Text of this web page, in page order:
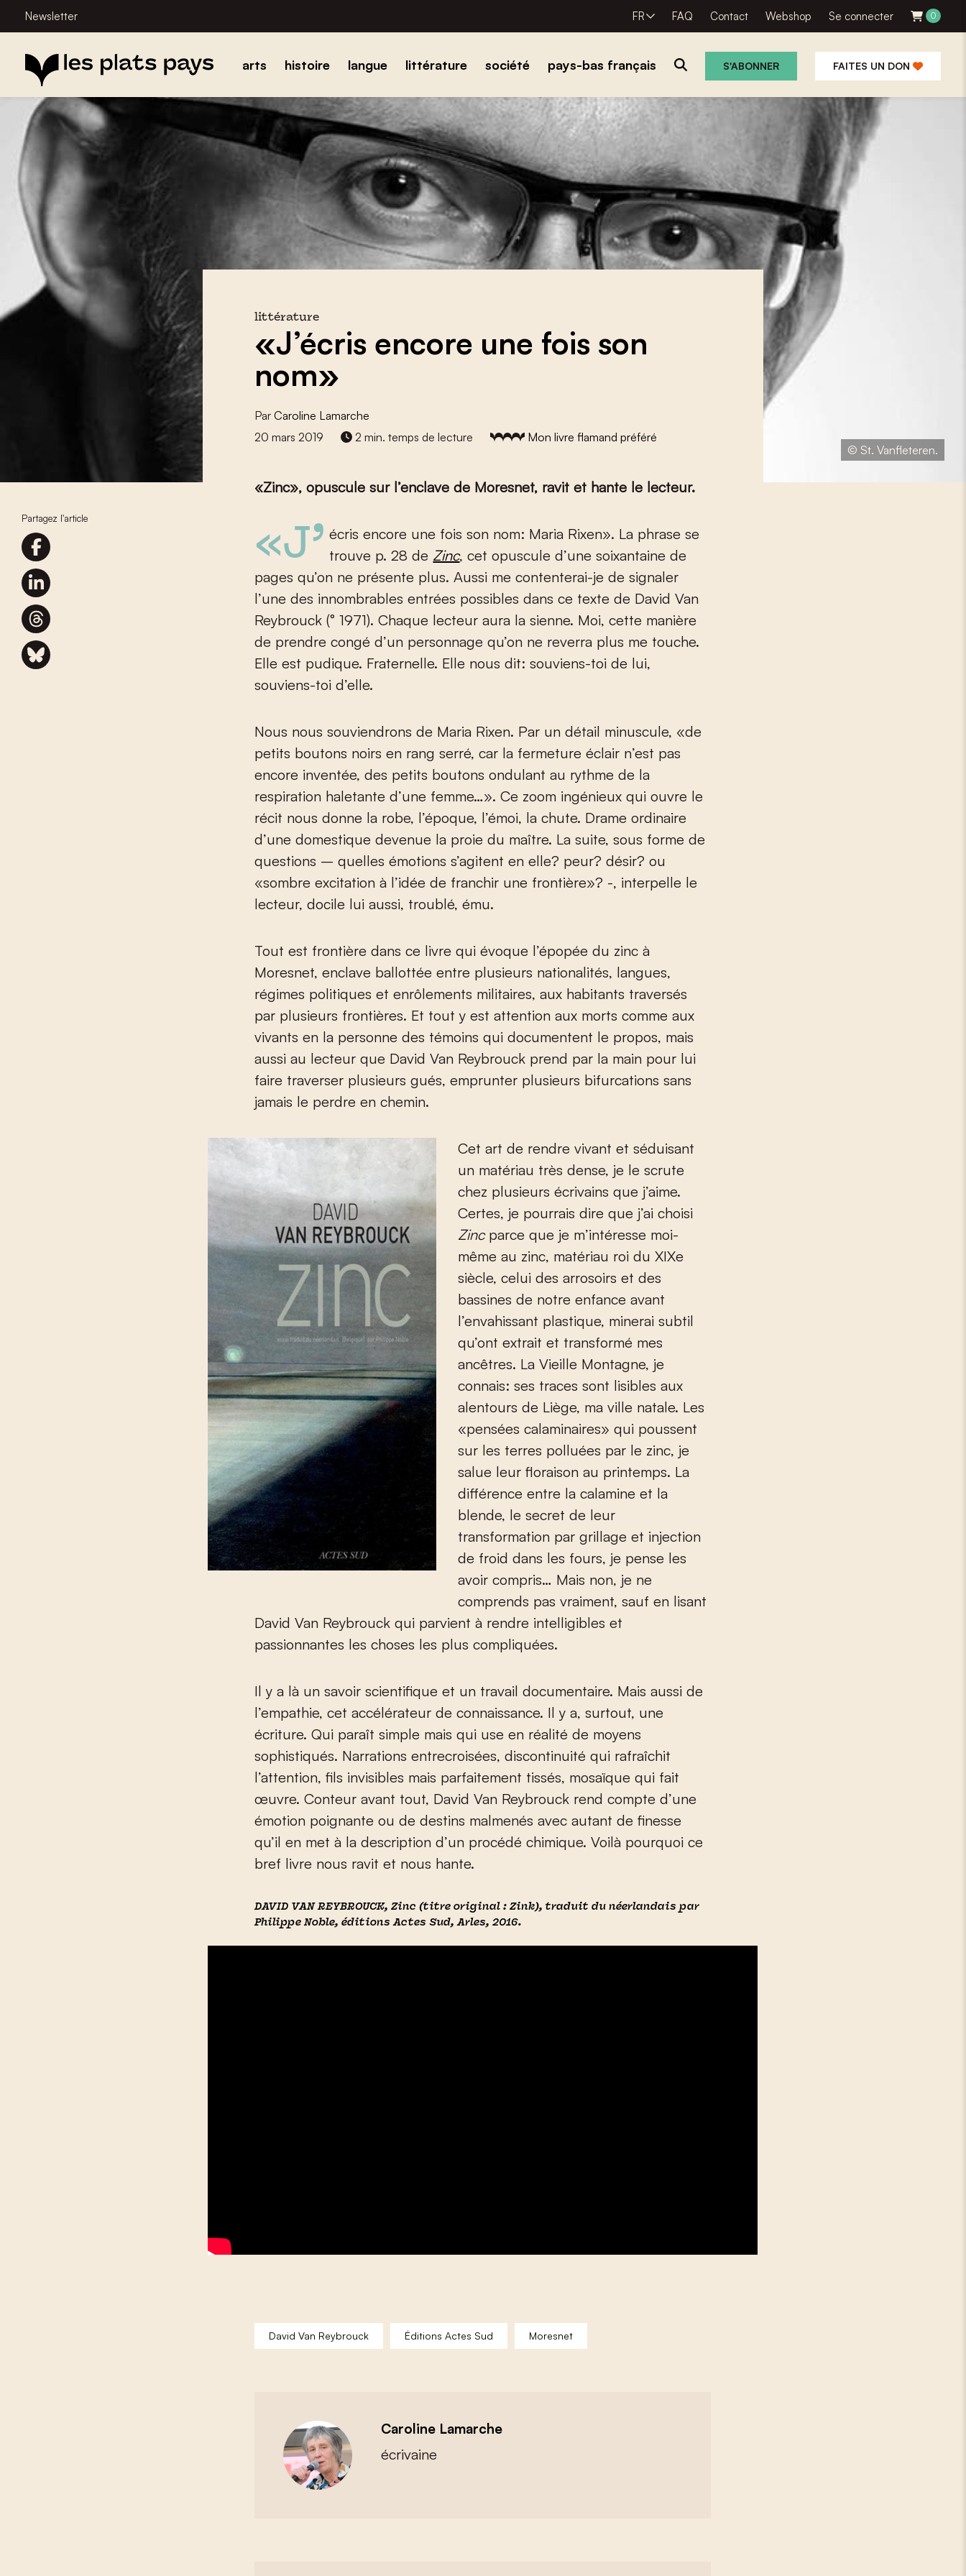
Newsletter FR FAQ Contact Webshop Se connecter 0
arts histoire langue littérature société pays-bas français S'ABONNER FAITES UN DON
© St. Vanfleteren.
Partagez l'article
littérature
«J’écris encore une fois son
nom»
ParCaroline Lamarche
20 mars 2019
2 min. temps de lecture Mon livre flamand préféré
«Zinc», opuscule sur l’enclave de Moresnet, ravit et hante le lecteur.
«J’écris encore une fois son nom: Maria Rixen». La phrase se trouve p. 28 de Zinc, cet opuscule d’une soixantaine de
pages qu’on ne présente plus. Aussi me contenterai-je de signaler
l’une des innombrables entrées possibles dans ce texte de David Van
Reybrouck (° 1971). Chaque lecteur aura la sienne. Moi, cette manière
de prendre congé d’un personnage qu’on ne reverra plus me touche.
Elle est pudique. Fraternelle. Elle nous dit: souviens-toi de lui,
souviens-toi d’elle.
Nous nous souviendrons de Maria Rixen. Par un détail minuscule, «de
petits boutons noirs en rang serré, car la fermeture éclair n’est pas
encore inventée, des petits boutons ondulant au rythme de la
respiration haletante d’une femme…». Ce zoom ingénieux qui ouvre le
récit nous donne la robe, l’époque, l’émoi, la chute. Drame ordinaire
d’une domestique devenue la proie du maître. La suite, sous forme de
questions – quelles émotions s’agitent en elle? peur? désir? ou
«sombre excitation à l’idée de franchir une frontière»? -, interpelle le
lecteur, docile lui aussi, troublé, ému.
Tout est frontière dans ce livre qui évoque l’épopée du zinc à
Moresnet, enclave ballottée entre plusieurs nationalités, langues,
régimes politiques et enrôlements militaires, aux habitants traversés
par plusieurs frontières. Et tout y est attention aux morts comme aux
vivants en la personne des témoins qui documentent le propos, mais
aussi au lecteur que David Van Reybrouck prend par la main pour lui
faire traverser plusieurs gués, emprunter plusieurs bifurcations sans
jamais le perdre en chemin.
Cet art de rendre vivant et séduisant
un matériau très dense, je le scrute
chez plusieurs écrivains que j’aime.
Certes, je pourrais dire que j’ai choisi
Zincparce que je m’intéresse moi-
même au zinc, matériau roi du XIXe
siècle, celui des arrosoirs et des
bassines de notre enfance avant
l’envahissant plastique, minerai subtil
qu’ont extrait et transformé mes
ancêtres. La Vieille Montagne, je
connais: ses traces sont lisibles aux
alentours de Liège, ma ville natale. Les
«pensées calaminaires» qui poussent
sur les terres polluées par le zinc, je
salue leur floraison au printemps. La
différence entre la calamine et la
blende, le secret de leur
transformation par grillage et injection
de froid dans les fours, je pense les
avoir compris… Mais non, je ne
comprends pas vraiment, sauf en lisant
David Van Reybrouck qui parvient à rendre intelligibles et
passionnantes les choses les plus compliquées.
Il y a là un savoir scientifique et un travail documentaire. Mais aussi de
l’empathie, cet accélérateur de connaissance. Il y a, surtout, une
écriture. Qui paraît simple mais qui use en réalité de moyens
sophistiqués. Narrations entrecroisées, discontinuité qui rafraîchit
l’attention, fils invisibles mais parfaitement tissés, mosaïque qui fait
œuvre. Conteur avant tout, David Van Reybrouck rend compte d’une
émotion poignante ou de destins malmenés avec autant de finesse
qu’il en met à la description d’un procédé chimique. Voilà pourquoi ce
bref livre nous ravit et nous hante.
DAVID VAN REYBROUCK,Zinc (titre original :Zink), traduit du néerlandais par
Philippe Noble, éditions Actes Sud, Arles, 2016.
David Van Reybrouck Éditions Actes Sud Moresnet
Caroline Lamarche
écrivaine